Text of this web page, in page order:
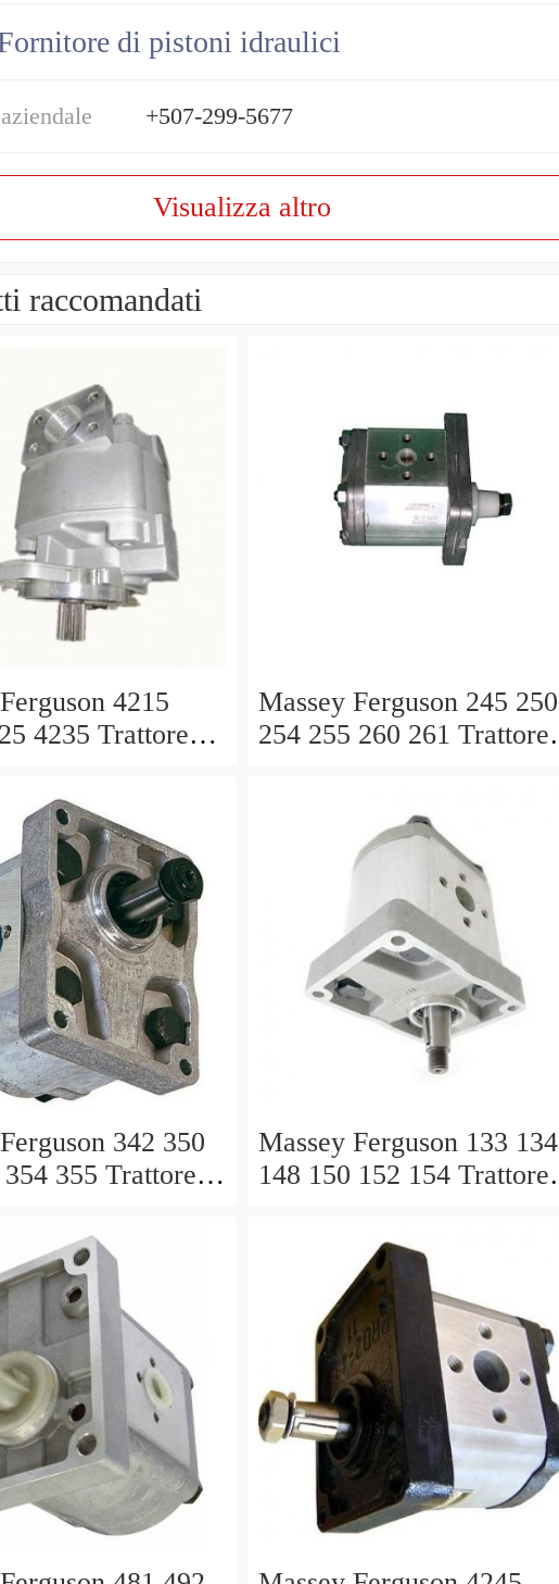
di pistoni idraulici
+507-299-5677
Visualizza altro
raccomandati
4215
4235 Trattore
Valvola Di
Massey Ferguson 245 250
254 255 260 261 Trattore
342 350
355 Trattore
Valvola Di
Massey Ferguson 133 134
148 150 152 154 Trattore
IDRAULICA Valvola Di
Controllo